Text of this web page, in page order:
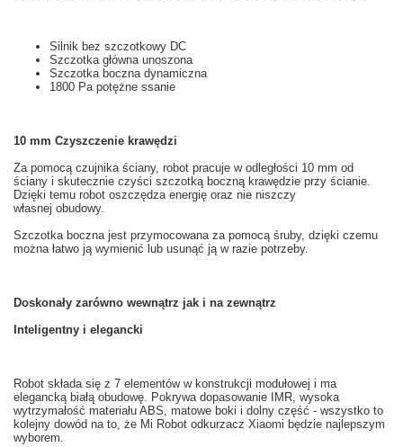
Silnik bez szczotkowy DC
Szczotka główna unoszona
Szczotka boczna dynamiczna
1800 Pa potężne ssanie
10 mm Czyszczenie krawędzi
Za pomocą czujnika ściany, robot pracuje w odległości 10 mm od
ściany i skutecznie czyści szczotką boczną krawędzie przy ścianie.
Dzięki temu robot oszczędza energię oraz nie niszczy
własnej obudowy.
Szczotka boczna jest przymocowana za pomocą śruby, dzięki czemu
można łatwo ją wymienić lub usunąć ją w razie potrzeby.
Doskonały zarówno wewnątrz jak i na zewnątrz
Inteligentny i elegancki
Robot składa się z 7 elementów w konstrukcji modułowej i ma
elegancką białą obudowę. Pokrywa dopasowanie IMR, wysoka
wytrzymałość materiału ABS, matowe boki i dolny część - wszystko to
kolejny dowód na to, że Mi Robot odkurzacz Xiaomi będzie najlepszym
wyborem.